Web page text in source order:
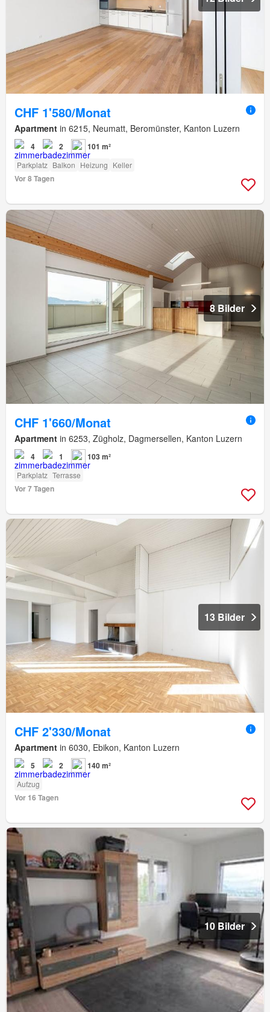
CHF 1'580/Monat
Apartment in 6215, Neumatt, Beromünster, Kanton Luzern
4 2 101 m²
Parkplatz Balkon Heizung Keller
Vor 8 Tagen
8 Bilder
CHF 1'660/Monat
Apartment in 6253, Zügholz, Dagmersellen, Kanton Luzern
4 1 103 m²
Parkplatz Terrasse
Vor 7 Tagen
13 Bilder
CHF 2'330/Monat
Apartment in 6030, Ebikon, Kanton Luzern
5 2 140 m²
Aufzug
Vor 16 Tagen
10 Bilder